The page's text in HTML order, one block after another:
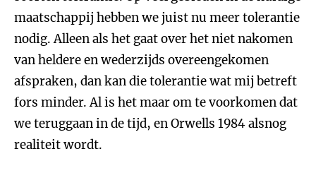
maatschappij hebben we juist nu meer tolerantie
nodig. Alleen als het gaat over het niet nakomen
van heldere en wederzijds overeengekomen
afspraken, dan kan die tolerantie wat mij betreft
fors minder. Al is het maar om te voorkomen dat
we teruggaan in de tijd, en Orwells 1984 alsnog
realiteit wordt.